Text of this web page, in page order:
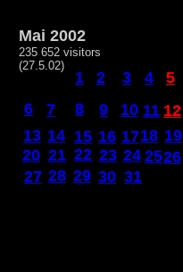
31
30
29
28
27
26
25
24
23
22
21
20
19
18
17
16
15
14
13
12
11
10
9
8
7
6
5
4
3
2
Mai 2002
235 652 visitors
(27.5.02)
1